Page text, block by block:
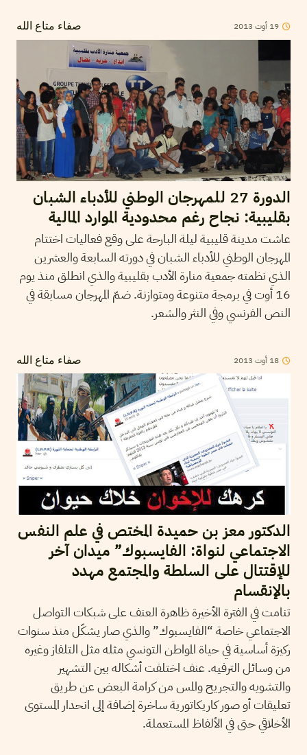
صفاء متاع الله 19 أوت 2013
الدورة 27 للمهرجان الوطني للأدباء الشبان
بقليبية: نجاح رغم محدودية الموارد المالية
عاشت مدينة قليبية ليلة البارحة على وقع فعاليات اختتام
المهرجان الوطني للأدباء الشبان في دورته السابعة والعشرين
الذي نظمته جمعية منارة الأدب بقليبية والذي انطلق منذ يوم
16 أوت في برمجة متنوعة ومتوازنة. ضمّ المهرجان مسابقة في
النص الفرنسي وفي النثر والشعر.
صفاء متاع الله 18 أوت 2013
الدكتور معز بن حميدة المختص في علم النفس
الاجتماعي لنواة: الفايسبوك” ميدان آخر
للإقتتال على السلطة والمجتمع مهدد
بالإنقسام
تنامت في الفترة الأخيرة ظاهرة العنف على شبكات التواصل
الاجتماعي خاصة “الفايسبوك” والذي صار يشكّل منذ سنوات
ركيزة أساسية في حياة المواطن التونسي مثله مثل التلفاز وغيره
من وسائل الترفيه. عنف اختلفت أشكاله بين التشهير
والتشويه والتجريح والمس من كرامة البعض عن طريق
تعليقات أو صور كاريكاتورية ساخرة إضافة إلى انحدار المستوى
الأخلاقي حتى في الألفاظ المستعملة.